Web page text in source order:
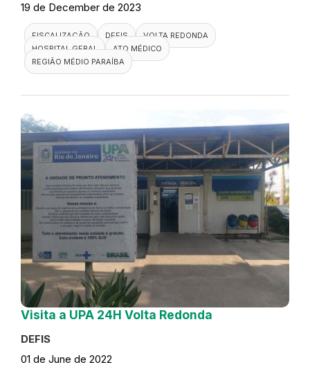
19 de December de 2023
FISCALIZAÇÃO DEFIS
VOLTA REDONDA
HOSPITAL GERAL
ATO MÉDICO
REGIÃO MÉDIO PARAÍBA
Visita a UPA 24H Volta Redonda
DEFIS
01 de June de 2022